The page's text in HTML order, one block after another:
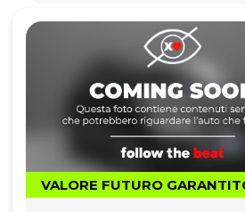
VALORE FUTURO